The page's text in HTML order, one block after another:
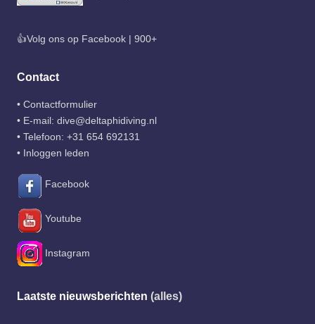
👍Volg ons op Facebook | 900+
Contact
• Contactformulier
• E-mail: dive@deltaphidiving.nl
• Telefoon: +31 654 692131
• Inloggen leden
Facebook
Youtube
Instagram
Laatste nieuwsberichten (alles)